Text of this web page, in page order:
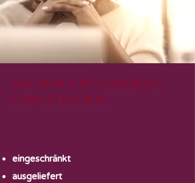
Mit deinen Beschwerden
fühlst du dich:
eingeschränkt
ausgeliefert